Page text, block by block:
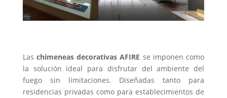
Laschimeneas decorativas AFIRE se imponen como
la solución ideal para disfrutar del ambiente del
fuego sin limitaciones. Diseñadas tanto para
residencias privadas como para establecimientos de